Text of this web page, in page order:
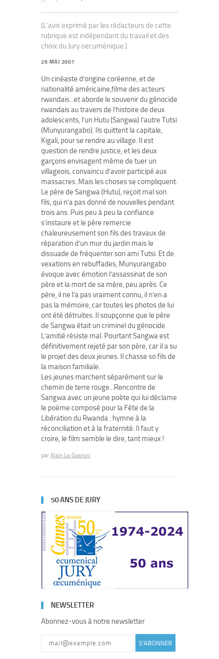
(L'avis exprimé par les rédacteurs de cette
rubrique est indépendant du travail et des
choix du Jury oecuménique.)
26 MAI 2007
Un cinéaste d’origine coréenne, et de
nationalité américaine,filme des acteurs
rwandais...et aborde le souvenir du génocide
rwandais au travers de l’histoire de deux
adolescents, l’un Hutu (Sangwa) l’autre Tutsi
(Munyurangabo). Ils quittent la capitale,
Kigali, pour se rendre au village. Il est
question de rendre justice, et les deux
garçons envisagent même de tuer un
villageois, convaincu d’avoir participé aux
massacres. Mais les choses se compliquent.
Le père de Sangwa (Hutu), reçoit mal son
fils, qui n’a pas donné de nouvelles pendant
trois ans. Puis peu à peu la confiance
s’instaure et le père remercie
chaleureusement son fils des travaux de
réparation d’un mur du jardin mais le
dissuade de fréquenter son ami Tutsi. Et de
vexations en rebuffades, Munyurangabo
évoque avec émotion l’assassinat de son
père et la mort de sa mère, peu après. Ce
père, il ne l’a pas vraiment connu, il n’en a
pas la mémoire, car toutes les photos de lui
ont été détruites. Il soupçonne que le père
de Sangwa était un criminel du génocide.
L’amitié résiste mal. Pourtant Sangwa est
définitivement rejeté par son père, car il a su
le projet des deux jeunes. Il chasse so fils de
la maison familiale.
Les jeunes marchent séparément sur le
chemin de terre rouge...Rencontre de
Sangwa avec un jeune poète qui lui déclame
le poème composé pour la Fête de la
Libération du Rwanda : hymne à la
réconciliation et à la fraternité. Il faut y
croire, le film semble le dire, tant mieux !
par Alain Le Goanvic
50 ANS DE JURY
NEWSLETTER
Abonnez-vous à notre newsletter
S'ABONNER